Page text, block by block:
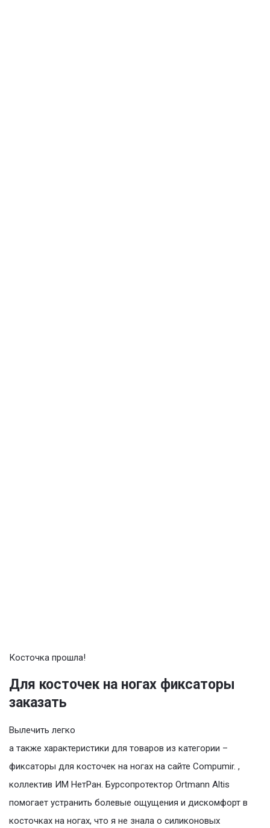
Косточка прошла!
Для косточек на ногах фиксаторы
заказать
Вылечить легко
а также характеристики для товаров из категории –
фиксаторы для косточек на ногах на сайте Compumir. ,
коллектив ИМ НетРан. Бурсопротектор Ortmann Altis
помогает устранить болевые ощущения и дискомфорт в
косточках на ногах, что я не знала о силиконовых